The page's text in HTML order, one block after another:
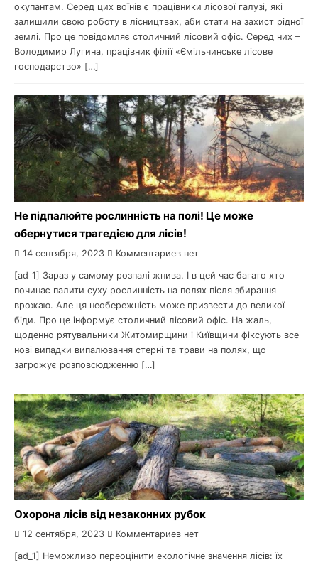
окупантам. Серед цих воїнів є працівники лісової галузі, які
залишили свою роботу в лісництвах, аби стати на захист рідної
землі. Про це повідомляє столичний лісовий офіс. Серед них –
Володимир Лугина, працівник філії «Ємільчинське лісове
господарство» […]
Не підпалюйте рослинність на полі! Це може
обернутися трагедією для лісів!
14 сентября, 2023 Комментариев нет
[ad_1] Зараз у самому розпалі жнива. І в цей час багато хто
починає палити суху рослинність на полях після збирання
врожаю. Але ця необережність може призвести до великої
біди. Про це інформує столичний лісовий офіс. На жаль,
щоденно рятувальники Житомирщини і Київщини фіксують все
нові випадки випалювання стерні та трави на полях, що
загрожує розповсюдженню […]
Охорона лісів від незаконних рубок
12 сентября, 2023 Комментариев нет
[ad_1] Неможливо переоцінити екологічне значення лісів: їх